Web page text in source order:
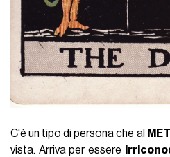
C'è un tipo di persona che al
vista. Arriva per essere